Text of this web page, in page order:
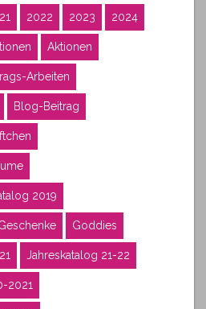
2022 2023 2024
Aktionen
Arbeiten
Blog-Beitrag
2019
Goddies
Jahreskatalog 21-22
2021